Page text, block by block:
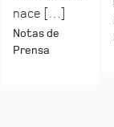
nace […]
Notas de
Prensa